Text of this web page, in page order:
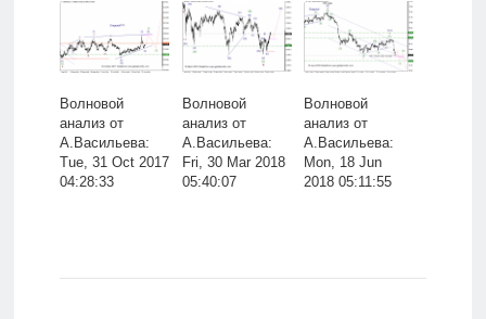
Волновой
анализ от
А.Васильева:
Tue, 31 Oct 2017
04:28:33
Волновой
анализ от
А.Васильева:
Fri, 30 Mar 2018
05:40:07
Волновой
анализ от
А.Васильева:
Mon, 18 Jun
2018 05:11:55